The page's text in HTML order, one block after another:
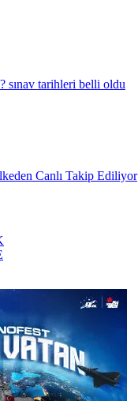
sınav tarihleri belli oldu
Canlı Takip Ediliyor